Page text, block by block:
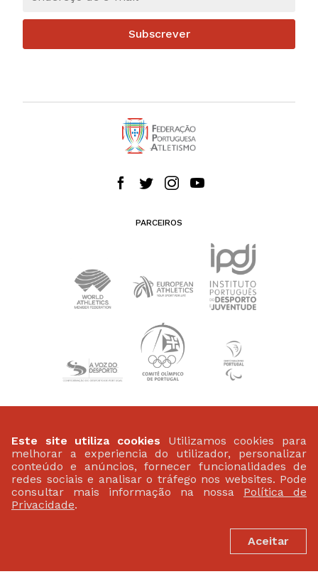
Subscrever
PARCEIROS
Este site utiliza cookies Utilizamos cookies para
melhorar a experiencia do utilizador, personalizar
conteúdo e anúncios, fornecer funcionalidades de
redes sociais e analisar o tráfego nos websites. Pode
consultar mais informação na nossa Política de
Privacidade.
Aceitar